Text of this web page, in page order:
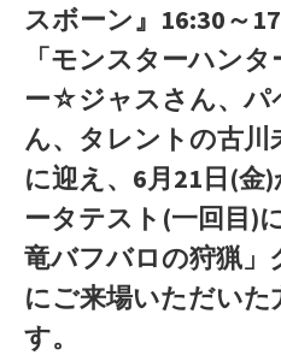
スボーン』16:30～
「モンスターハン
ー☆ジャスさん、パ
ん、タレントの古川
に迎え、6月21日(金
ータテスト(一回目)
竜バフバロの狩猟」
にご来場いただいた
す。